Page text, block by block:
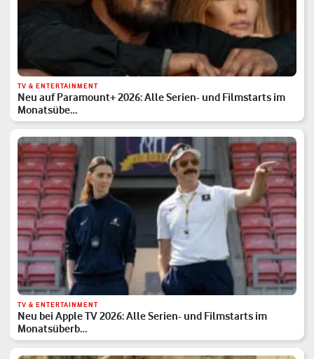
TV & ENTERTAINMENT
Neu auf Paramount+ 2026: Alle Serien- und Filmstarts im
Monatsübe…
TV & ENTERTAINMENT
Neu bei Apple TV 2026: Alle Serien- und Filmstarts im
Monatsüberb…